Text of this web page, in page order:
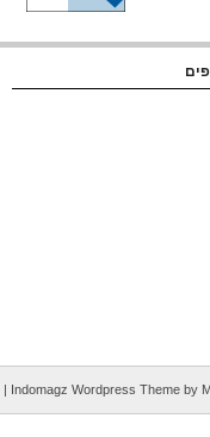
Indomagz Wordpress Theme by
|